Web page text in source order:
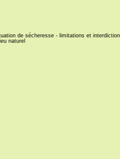
de sécheresse - limitations et
naturel